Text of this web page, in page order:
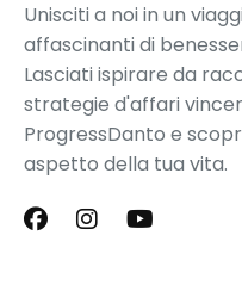
Unisciti a noi in un
affascinanti di
Lasciati ispirare da
strategie d'affari
ProgressDanto e
aspetto della tua vita.